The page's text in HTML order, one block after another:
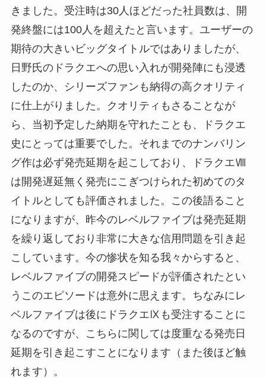
きました。受注時は30人ほどだった社員数は、開
発終盤には100人を超えたと言います。ユーザーの
期待の大きいビッグタイトルではありましたが、
日野氏のドラクエへの思い入れが開発陣にも浸透
したのか、シリーズファンも納得の高クオリティ
に仕上がりました。クオリティもさることなが
ら、当初予定した納期を守れたことも、ドラクエ
史にとっては重要でした。それまでのナンバリン
グ作は必ず発売延期を起こしており、ドラクエⅧ
は開発遅延無く発売にこぎつけられた初めてのタ
イトルとしても評価されました。この後語ること
になりますが、昨今のレベルファイブは発売延期
を繰り返しており非常に大きな信用問題を引き起
こしています。今の惨状を知る我々からすると、
レベルファイブの開発スピードが評価されたとい
うこのエピソードは意外に思えます。ちなみにレ
ベルファイブは後にドラクエⅨも受注することに
なるのですが、こちらに関しては度重なる発売日
延期を引き起こすことになります（また後ほど触
れます）。